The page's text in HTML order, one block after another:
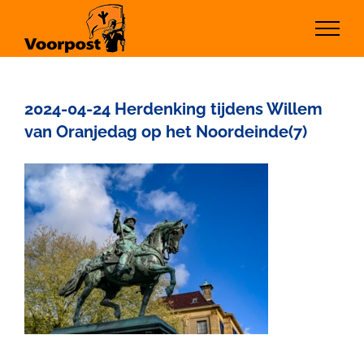
inhoud
2024-04-24 Herdenking tijdens Willem
van Oranjedag op het Noordeinde(7)